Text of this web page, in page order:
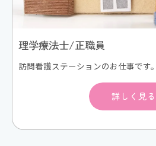
理学療法士/正職員
詳しく見る